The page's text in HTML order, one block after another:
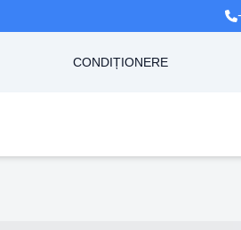
CONDIȚIONERE